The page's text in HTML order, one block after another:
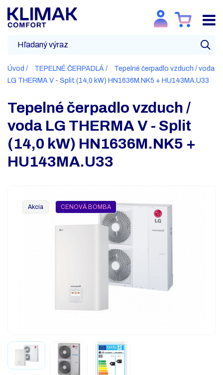
Úvod TEPELNÉ ČERPADLÁ
Tepelné čerpadlo vzduch / voda
LG THERMA V - Split (14,0 kW) HN1636M.NK5 + HU143MA.U33
Tepelné čerpadlo vzduch /
voda LG THERMA V - Split
(14,0 kW) HN1636M.NK5 +
HU143MA.U33
Akcia CENOVÁ BOMBA